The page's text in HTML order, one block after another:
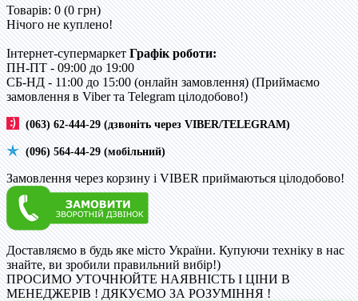
Товарів: 0 (0 грн)
Нічого не куплено!
Інтернет-супермаркет Графік роботи:
ПН-ПТ - 09:00 до 19:00
CБ-НД - 11:00 до 15:00 (онлайн замовлення) (Приймаємо
замовлення в Viber та Telegram цілодобово!)
(063) 62-444-29 (дзвоніть через VIBER/TELEGRAM)
(096) 564-44-29 (мобільний)
Замовлення через корзину і VIBER приймаються цілодобово!
Доставляємо в будь яке місто України. Купуючи техніку в нас
знайте, ви зробили правильний вибір!)
ПРОСИМО УТОЧНЮЙТЕ НАЯВНІСТЬ І ЦІНИ В
МЕНЕДЖЕРІВ ! ДЯКУЄМО ЗА РОЗУМІННЯ !